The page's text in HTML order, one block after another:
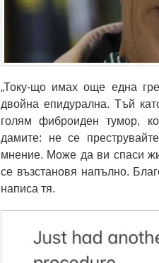
„Току-що имах още една
двойна епидурална. Тъй
голям фиброиден тумор,
дамите: не се
мнение. Може да ви спаси
се възстановя напълно.
написа тя.